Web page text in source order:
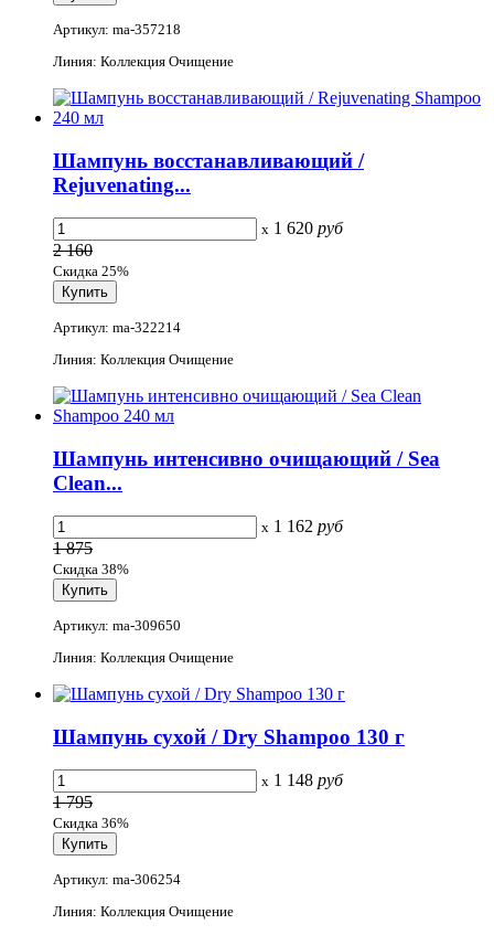
Артикул: ma-357218
Линия: Коллекция Очищение
Шампунь восстанавливающий /
Rejuvenating...
x 1 620 руб
2 160
Скидка 25%
Артикул: ma-322214
Линия: Коллекция Очищение
Шампунь интенсивно очищающий / Sea
Clean...
x 1 162 руб
1 875
Скидка 38%
Артикул: ma-309650
Линия: Коллекция Очищение
Шампунь сухой / Dry Shampoo 130 г
x 1 148 руб
1 795
Скидка 36%
Артикул: ma-306254
Линия: Коллекция Очищение